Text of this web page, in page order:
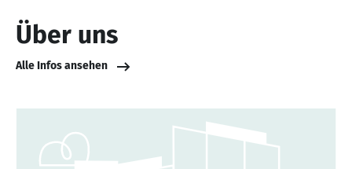
Über uns
Alle Infos ansehen